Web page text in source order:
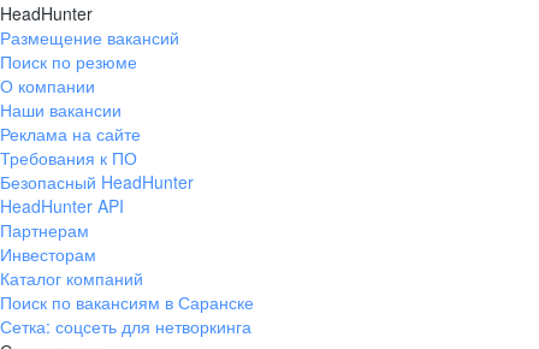
HeadHunter
Размещение вакансий
Поиск по резюме
О компании
Наши вакансии
Реклама на сайте
Требования к ПО
Безопасный HeadHunter
HeadHunter API
Партнерам
Инвесторам
Каталог компаний
Поиск по вакансиям в Саранске
Сетка: соцсеть для нетворкинга